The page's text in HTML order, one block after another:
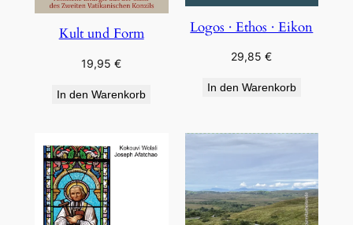
Kult und Form
19,95€
In den Warenkorb
Logos · Ethos · Eikon
29,85€
In den Warenkorb